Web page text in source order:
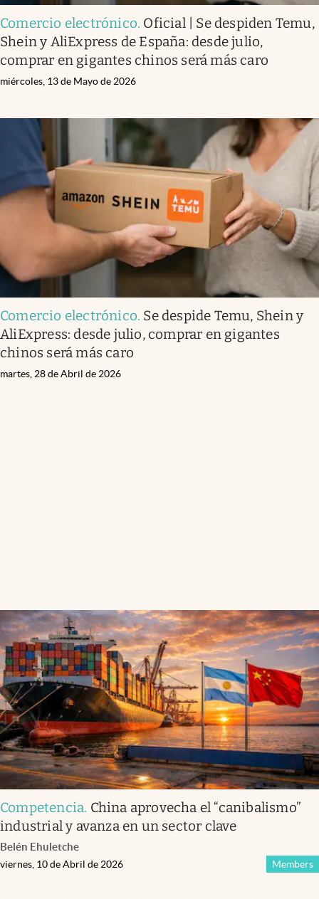
Comercio electrónico. Oficial | Se despiden Temu,
Shein y AliExpress de España: desde julio,
comprar en gigantes chinos será más caro
miércoles, 13 de Mayo de 2026
Comercio electrónico. Se despide Temu, Shein y
AliExpress: desde julio, comprar en gigantes
chinos será más caro
martes, 28 de Abril de 2026
Competencia. China aprovecha el “canibalismo”
industrial y avanza en un sector clave
Belén Ehuletche
Members
viernes, 10 de Abril de 2026